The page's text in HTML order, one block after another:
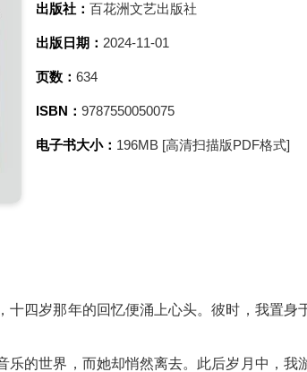
出版社： 百花洲文艺出版社
出版日期： 2024-11-01
页数： 634
ISBN： 9787550050075
电子书大小： 196MB [高清扫描版PDF格式]
十四岁那年的回忆便涌上心头。彼时，我置身
乐的世界，而她却悄然离去。此后岁月中，我